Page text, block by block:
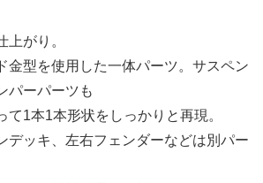
上がり。
金型を使用した一体パーツ。サスペン
パーパーツも
て1本1本形状をしっかりと再現。
デッキ、左右フェンダーなどは別パー